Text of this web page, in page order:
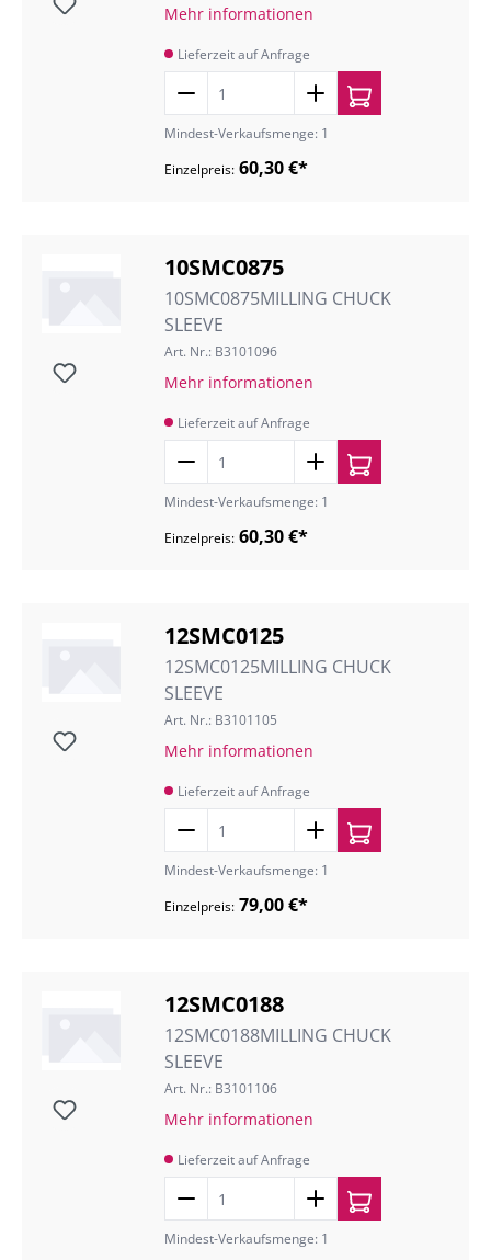
Mehr informationen
Lieferzeit auf Anfrage
Mindest-Verkaufsmenge: 1
Einzelpreis: 60,30 €*
10SMC0875
10SMC0875MILLING CHUCK
SLEEVE
Art. Nr.: B3101096
Mehr informationen
Lieferzeit auf Anfrage
Mindest-Verkaufsmenge: 1
Einzelpreis: 60,30 €*
12SMC0125
12SMC0125MILLING CHUCK
SLEEVE
Art. Nr.: B3101105
Mehr informationen
Lieferzeit auf Anfrage
Mindest-Verkaufsmenge: 1
Einzelpreis: 79,00 €*
12SMC0188
12SMC0188MILLING CHUCK
SLEEVE
Art. Nr.: B3101106
Mehr informationen
Lieferzeit auf Anfrage
Mindest-Verkaufsmenge: 1